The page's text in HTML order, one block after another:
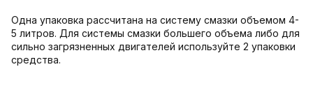
Одна упаковка рассчитана на систему смазки объемом 4-
5 литров. Для системы смазки большего объема либо для
сильно загрязненных двигателей используйте 2 упаковки
средства.